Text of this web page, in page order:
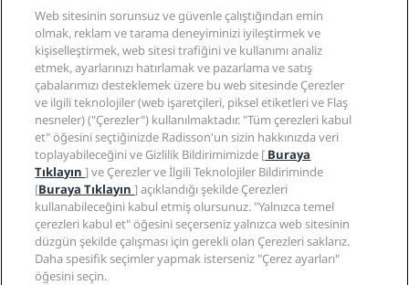
Radisson Hotels Uygulaması
Sports Approved oteller
Aile Dostu Oteller
Sağlık ve Güvenlik
Radisson Hotel Group
Medya
Kariyer RHG
Kariyer PPHE
EHL Kariyer
The Club by RHG
Geliştirme fırsatları
Sorumlu İşletme
Satın Alma
Yasal
Gizlilik Merkezi
Yasal bildirim
Radisson Rewards hüküm ve koşulları
Site kullanım sözleşmesi
Dijital Erişilebilirlik
Modern Kölelik Beyanı
Yardım
Tüketici uyarıları
İletişim
SSS
Site haritası
Sosyal medya
Radisson Hotels Markaları
Web sitesinin sorunsuz ve güvenle çalıştığından emin
olmak, reklam ve tarama deneyiminizi iyileştirmek ve
kişiselleştirmek, web sitesi trafiğini ve kullanımı analiz
etmek, ayarlarınızı hatırlamak ve pazarlama ve satış
çabalarımızı desteklemek üzere bu web sitesinde Çerezler
ve ilgili teknolojiler (web işaretçileri, piksel etiketleri ve Flaş
nesneler) ("Çerezler") kullanılmaktadır. "Tüm çerezleri kabul
et" öğesini seçtiğinizde Radisson'un sizin hakkınızda veri
toplayabileceğini ve Gizlilik Bildirimimizde [ Buraya
Tıklayın] ve Çerezler ve İlgili Teknolojiler Bildiriminde
[Buraya Tıklayın] açıklandığı şekilde Çerezleri
kullanabileceğini kabul etmiş olursunuz. "Yalnızca temel
çerezleri kabul et" öğesini seçerseniz yalnızca web sitesinin
düzgün şekilde çalışması için gerekli olan Çerezleri saklarız.
Daha spesifik seçimler yapmak isterseniz "Çerez ayarları"
öğesini seçin.